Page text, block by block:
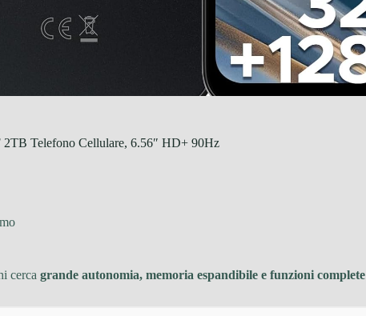
Telefono Cellulare, 6.56″ HD+ 90Hz
cerca grande autonomia, memoria espandibile e funzioni complete